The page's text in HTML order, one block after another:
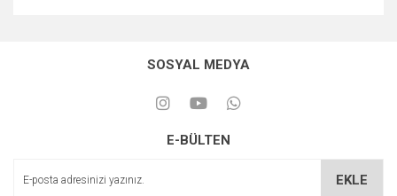
SOSYAL MEDYA
E-BÜLTEN
EKLE